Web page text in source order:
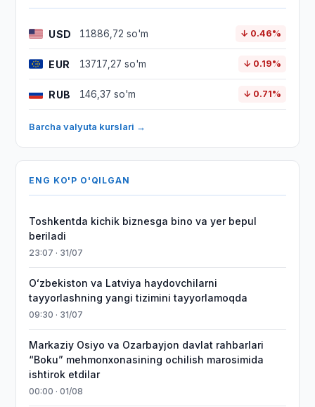
USD 11886,72 so'm ↓ 0.46%
EUR 13717,27 so'm ↓ 0.19%
RUB 146,37 so'm ↓ 0.71%
Barcha valyuta kurslari →
ENG KO'P O'QILGAN
Toshkentda kichik biznesga bino va yer bepul
beriladi
23:07 · 31/07
Oʻzbekiston va Latviya haydovchilarni
tayyorlashning yangi tizimini tayyorlamoqda
09:30 · 31/07
Markaziy Osiyo va Ozarbayjon davlat rahbarlari
“Boku” mehmonxonasining ochilish marosimida
ishtirok etdilar
00:00 · 01/08